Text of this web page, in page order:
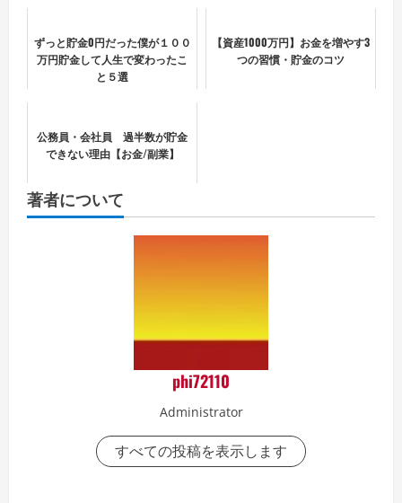
ずっと貯金0円だった僕が１００
万円貯金して人生で変わったこ
と５選
【資産1000万円】お金を増やす3
つの習慣・貯金のコツ
公務員・会社員 過半数が貯金
できない理由【お金/副業】
著者について
phi72110
Administrator
すべての投稿を表示します